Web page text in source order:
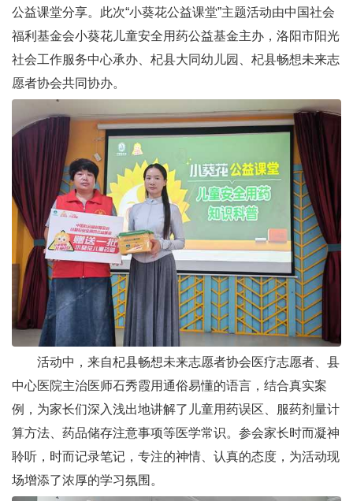
公益课堂分享。此次“小葵花公益课堂”主题活动由中国社会
福利基金会小葵花儿童安全用药公益基金主办，洛阳市阳光
社会工作服务中心承办、杞县大同幼儿园、杞县畅想未来志
愿者协会共同协办。
活动中，来自杞县畅想未来志愿者协会医疗志愿者、县
中心医院主治医师石秀霞用通俗易懂的语言，结合真实案
例，为家长们深入浅出地讲解了儿童用药误区、服药剂量计
算方法、药品储存注意事项等医学常识。参会家长时而凝神
聆听，时而记录笔记，专注的神情、认真的态度，为活动现
场增添了浓厚的学习氛围。